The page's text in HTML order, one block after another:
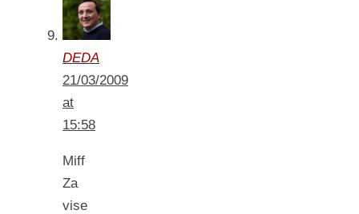
DEDA
21/03/2009
at
15:58
Miff
Za
vise